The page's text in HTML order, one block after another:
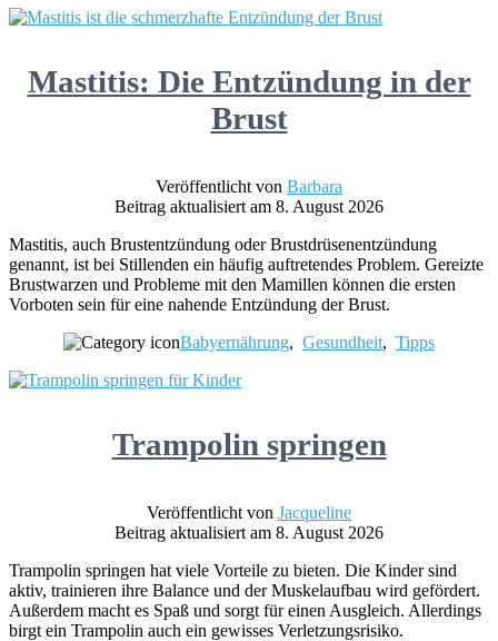
Mastitis: Die Entzündung in der
Brust
Veröffentlicht von Barbara
Beitrag aktualisiert am 8. August 2026
Mastitis, auch Brustentzündung oder Brustdrüsenentzündung
genannt, ist bei Stillenden ein häufig auftretendes Problem. Gereizte
Brustwarzen und Probleme mit den Mamillen können die ersten
Vorboten sein für eine nahende Entzündung der Brust.
Babyernährung, Gesundheit, Tipps
Trampolin springen
Veröffentlicht von Jacqueline
Beitrag aktualisiert am 8. August 2026
Trampolin springen hat viele Vorteile zu bieten. Die Kinder sind
aktiv, trainieren ihre Balance und der Muskelaufbau wird gefördert.
Außerdem macht es Spaß und sorgt für einen Ausgleich. Allerdings
birgt ein Trampolin auch ein gewisses Verletzungsrisiko.